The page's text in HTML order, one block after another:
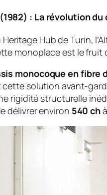
: La révolution du
Heritage Hubde Turin,
monoplace est le fruit
monocoque en fibre
cette solution avant-
rigidité structurelle
délivrer environ 540 ch